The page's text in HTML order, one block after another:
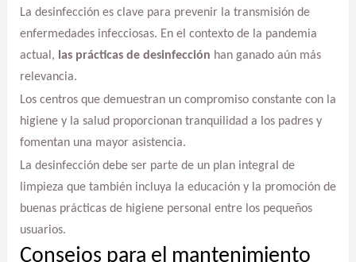
La desinfección es clave para prevenir la transmisión de
enfermedades infecciosas. En el contexto de la pandemia
actual, las prácticas de desinfección han ganado aún más
relevancia.
Los centros que demuestran un compromiso constante con la
higiene y la salud proporcionan tranquilidad a los padres y
fomentan una mayor asistencia.
La desinfección debe ser parte de un plan integral de
limpieza que también incluya la educación y la promoción de
buenas prácticas de higiene personal entre los pequeños
usuarios.
Consejos para el mantenimiento